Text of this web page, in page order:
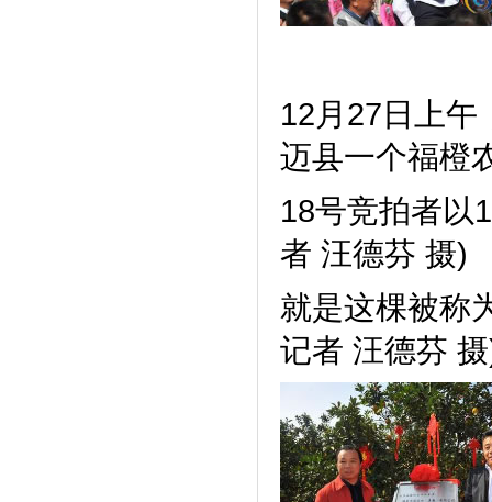
12月27日上午
迈县一个福橙
18号竞拍者以
者 汪德芬 摄)
就是这棵被称
记者 汪德芬